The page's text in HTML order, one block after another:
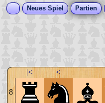
Neues Spiel Partien
|< <
8